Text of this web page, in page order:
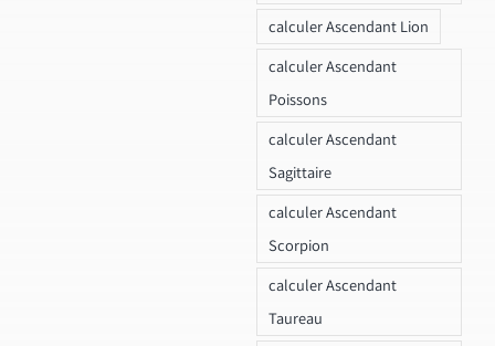
calculer Ascendant Lion
calculer Ascendant
Poissons
calculer Ascendant
Sagittaire
calculer Ascendant
Scorpion
calculer Ascendant
Taureau